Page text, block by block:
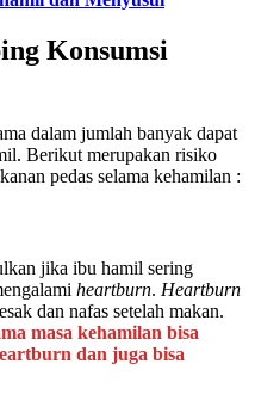
Konsumsi
dalam jumlah banyak dapat
Berikut merupakan risiko
pedas selama kehamilan :
jika ibu hamil sering
heartburn. Heartburn
dan nafas setelah makan.
masa kehamilan bisa
dan juga bisa